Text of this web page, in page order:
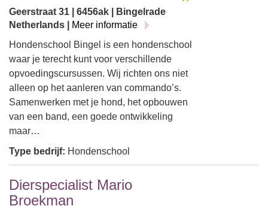
Geerstraat 31 | 6456ak | Bingelrade
Netherlands |
Meer informatie
Hondenschool Bingel is een hondenschool
waar je terecht kunt voor verschillende
opvoedingscursussen. Wij richten ons niet
alleen op het aanleren van commando’s.
Samenwerken met je hond, het opbouwen
van een band, een goede ontwikkeling
maar…
Type bedrijf: Hondenschool
Dierspecialist Mario
Broekman